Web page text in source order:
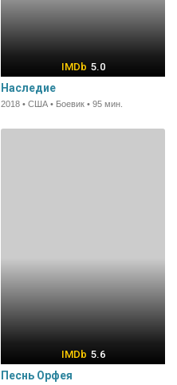
5.0
Наследие
2018 • США • Боевик • 95 мин.
5.6
Песнь Орфея